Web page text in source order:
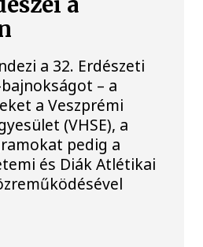
a 32. Erdészeti
– a
a Veszprémi
(VHSE), a
pedig a
és Diák Atlétikai